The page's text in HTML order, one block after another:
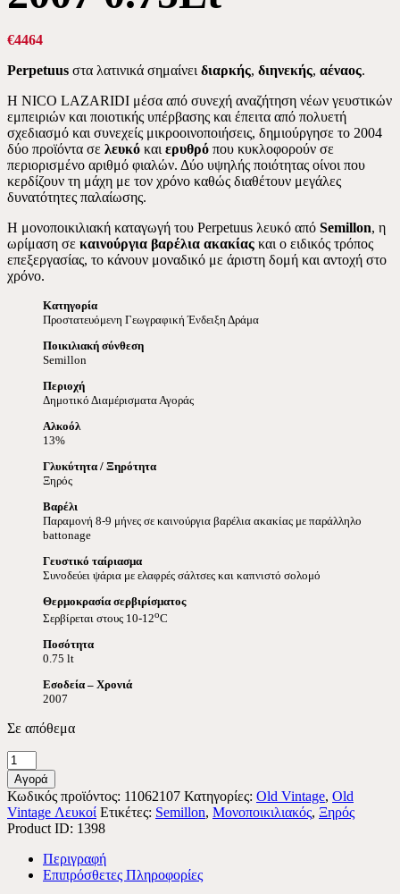
€4464
Perpetuus στα λατινικά σημαίνει διαρκής, διηνεκής, αέναος.
Η NICO LAZARIDI μέσα από συνεχή αναζήτηση νέων γευστικών
εμπειριών και ποιοτικής υπέρβασης και έπειτα από πολυετή
σχεδιασμό και συνεχείς μικροοινοποιήσεις, δημιούργησε το 2004
δύο προϊόντα σε λευκό και ερυθρό που κυκλοφορούν σε
περιορισμένο αριθμό φιαλών. Δύο υψηλής ποιότητας οίνοι που
κερδίζουν τη μάχη με τον χρόνο καθώς διαθέτουν μεγάλες
δυνατότητες παλαίωσης.
Η μονοποικιλιακή καταγωγή του Perpetuus λευκό από Semillon, η
ωρίμαση σε καινούργια βαρέλια ακακίας και ο ειδικός τρόπος
επεξεργασίας, το κάνουν μοναδικό με άριστη δομή και αντοχή στο
χρόνο.
Κατηγορία
Προστατευόμενη Γεωγραφική Ένδειξη Δράμα
Ποικιλιακή σύνθεση
Semillon
Περιοχή
Δημοτικό Διαμέρισματα Αγοράς
Αλκοόλ
13%
Γλυκύτητα / Ξηρότητα
Ξηρός
Βαρέλι
Παραμονή 8-9 μήνες σε καινούργια βαρέλια ακακίας με παράλληλο
battonage
Γευστικό ταίριασμα
Συνοδεύει ψάρια με ελαφρές σάλτσες και καπνιστό σολομό
Θερμοκρασία σερβιρίσματος
Σερβίρεται στους 10-12oC
Ποσότητα
0.75 lt
Εσοδεία – Χρονιά
2007
Σε απόθεμα
Perpetuus
Λευκό
2007
0.75Lt
ποσότητα
Αγορά
Κωδικός προϊόντος: 11062107 Κατηγορίες: Old Vintage, Old
Vintage Λευκοί Ετικέτες: Semillon, Μονοποικιλιακός, Ξηρός
Product ID: 1398
Περιγραφή
Επιπρόσθετες Πληροφορίες